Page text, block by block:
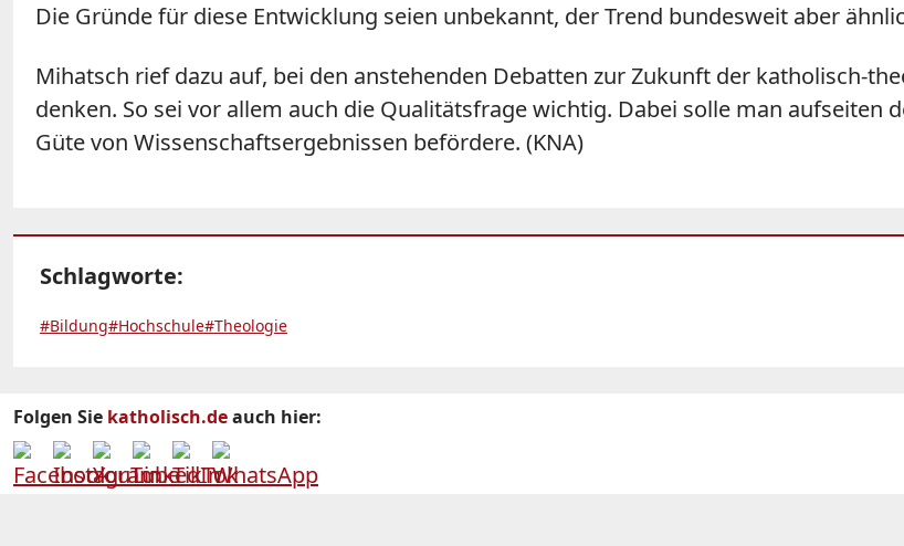
Die Gründe für diese Entwicklung seien unbekannt, der Trend bundesweit aber
Mihatsch rief dazu auf, bei den anstehenden Debatten zur Zukunft der katholisch-
denken. So sei vor allem auch die Qualitätsfrage wichtig. Dabei solle man aufseiten
Güte von Wissenschaftsergebnissen befördere. (KNA)
Schlagworte:
#Bildung#Hochschule#Theologie
Folgen Sie katholisch.deauch hier: